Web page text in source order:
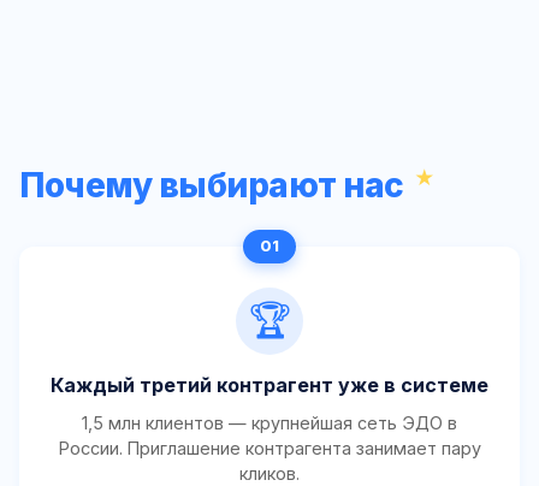
Почему выбирают нас
🏆
Каждый третий контрагент уже в системе
1,5 млн клиентов — крупнейшая сеть ЭДО в
России. Приглашение контрагента занимает пару
кликов.